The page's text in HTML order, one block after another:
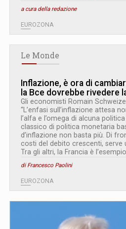
a cura della redazione
EUROZONA
Le Monde
Inflazione, è ora di
la Bce dovrebbe rivedere
Gli economisti Romain
“L’enfasi sull’inflazione attesa
l’alfa e l’omega di alcuna
classico di politica monetaria
d’inflazione non basta più. Di
costi del debito crescenti, serve
Tra gli altri, la Francia è
di Francesco Paolini
EUROZONA